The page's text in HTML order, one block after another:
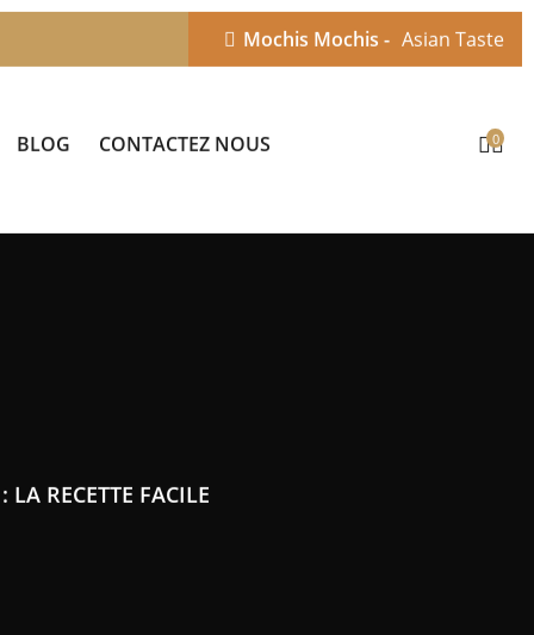
Mochis Mochis - Asian Taste
BLOG CONTACTEZ NOUS 0
LA RECETTE FACILE